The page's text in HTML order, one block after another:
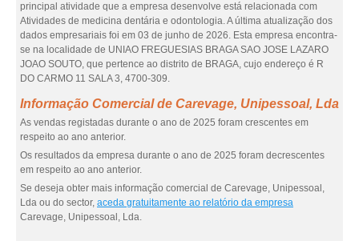
principal atividade que a empresa desenvolve está relacionada com
Atividades de medicina dentária e odontologia. A última atualização dos
dados empresariais foi em 03 de junho de 2026. Esta empresa encontra-
se na localidade de UNIAO FREGUESIAS BRAGA SAO JOSE LAZARO
JOAO SOUTO, que pertence ao distrito de BRAGA, cujo endereço é R
DO CARMO 11 SALA 3, 4700-309.
Informação Comercial de Carevage, Unipessoal, Lda
As vendas registadas durante o ano de 2025 foram crescentes em
respeito ao ano anterior.
Os resultados da empresa durante o ano de 2025 foram decrescentes
em respeito ao ano anterior.
Se deseja obter mais informação comercial de Carevage, Unipessoal,
Lda ou do sector, aceda gratuitamente ao relatório da empresa
Carevage, Unipessoal, Lda.